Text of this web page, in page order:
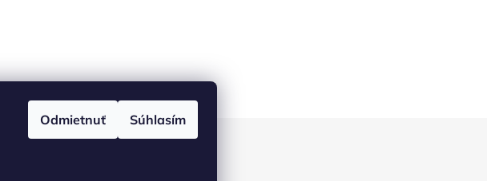
Odmietnuť Súhlasím